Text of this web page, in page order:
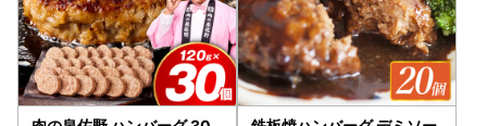
があります。
●メーカーの都合により仕様などが変更される場合がありま
す。
●色調が実物と異なる場合があります。